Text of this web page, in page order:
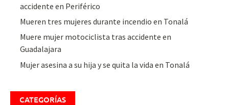
accidente en Periférico
Mueren tres mujeres durante incendio en Tonalá
Muere mujer motociclista tras accidente en
Guadalajara
Mujer asesina a su hija y se quita la vida en Tonalá
CATEGORÍAS